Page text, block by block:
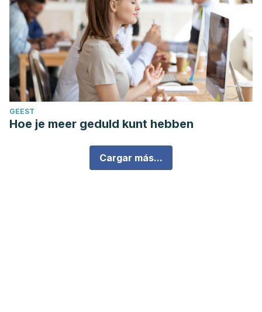
GEEST
Hoe je meer geduld kunt hebben
Cargar más...